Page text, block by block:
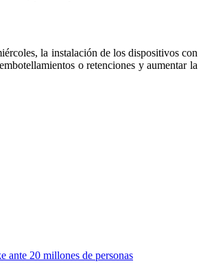
la instalación de los dispositivos con
o retenciones y aumentar la
ante 20 millones de personas